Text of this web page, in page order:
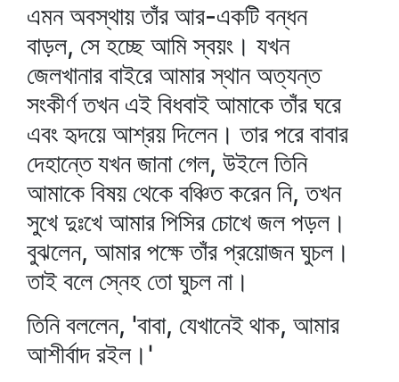
এমন অবস্থায় তাঁর আর-একটি বন্ধন
বাড়ল, সে হচ্ছে আমি স্বয়ং। যখন
জেলখানার বাইরে আমার স্থান অত্যন্ত
সংকীর্ণ তখন এই বিধবাই আমাকে তাঁর ঘরে
এবং হৃদয়ে আশ্রয় দিলেন। তার পরে বাবার
দেহান্তে যখন জানা গেল, উইলে তিনি
আমাকে বিষয় থেকে বঞ্চিত করেন নি, তখন
সুখে দুঃখে আমার পিসির চোখে জল পড়ল।
বুঝলেন, আমার পক্ষে তাঁর প্রয়োজন ঘুচল।
তাই বলে স্নেহ তো ঘুচল না।
তিনি বললেন, 'বাবা, যেখানেই থাক, আমার
আশীর্বাদ রইল।'